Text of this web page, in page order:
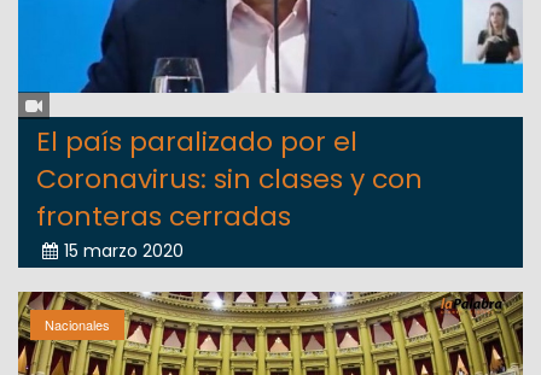
El país paralizado por el
Coronavirus: sin clases y con
fronteras cerradas
15 marzo 2020
Nacionales